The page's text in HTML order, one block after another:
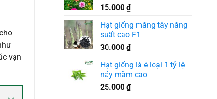
vạn
15.000 ₫
Hạt giống măng tây năng
suất cao F1
30.000 ₫
Hạt giống lá é loại 1 tỷ lệ
nảy mầm cao
25.000 ₫